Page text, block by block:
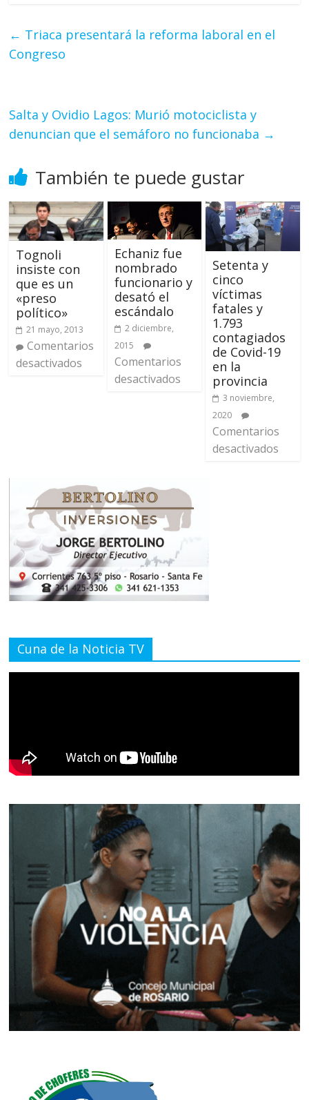
← Triaca presentará la reforma laboral en el
Congreso
Salta y Ovidio Lagos: Murió motociclista y
denuncian que el semáforo no funcionaba →
También te puede gustar
Tognoli
insiste con
que es un
«preso
político»
21 mayo, 2013
Comentarios
desactivados
Echaniz fue
nombrado
funcionario y
desató el
escándalo
2 diciembre,
2015
Comentarios
desactivados
Setenta y
cinco
víctimas
fatales y
1.793
contagiados
de Covid-19
en la
provincia
3 noviembre,
2020
Comentarios
desactivados
Cuna de la Noticia TV